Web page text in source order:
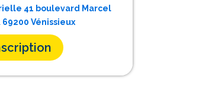
41 boulevard Marcel
Vénissieux